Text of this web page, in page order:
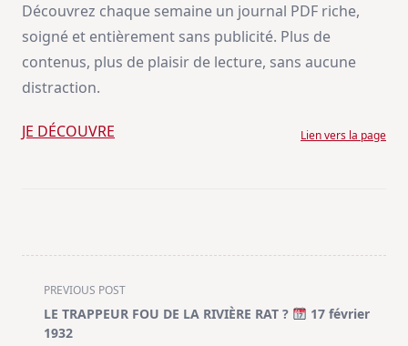
Découvrez chaque semaine un journal PDF riche,
soigné et entièrement sans publicité. Plus de
contenus, plus de plaisir de lecture, sans aucune
distraction.
JE DÉCOUVRE Lien vers la page
<span
class="nav-
subtitle
PREVIOUS POST
LE TRAPPEUR FOU DE LA RIVIÈRE RAT ?
17 février
1932